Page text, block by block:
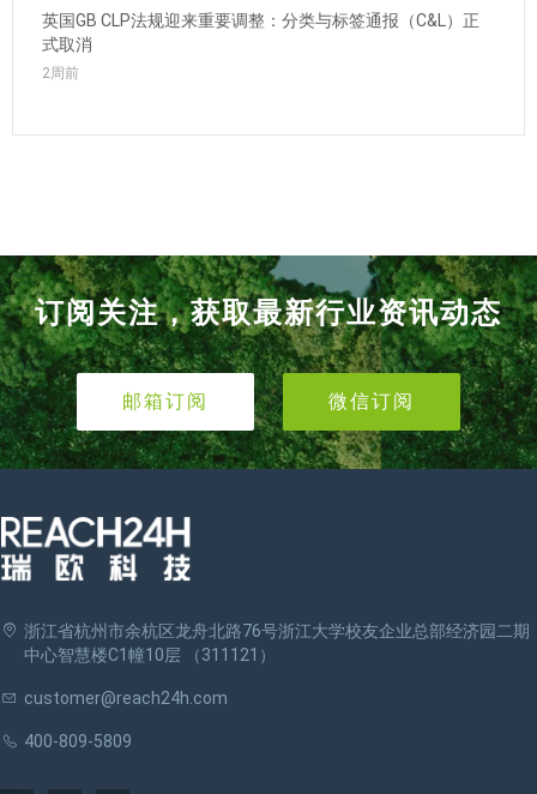
英国GB CLP法规迎来重要调整：分类与标签通报（C&L）正
式取消
2周前
订阅关注，获取最新行业资讯动态
邮箱订阅 微信订阅
浙江省杭州市余杭区龙舟北路76号浙江大学校友企业总部经济园二期
中心智慧楼C1幢10层 （311121）
customer@reach24h.com
400-809-5809